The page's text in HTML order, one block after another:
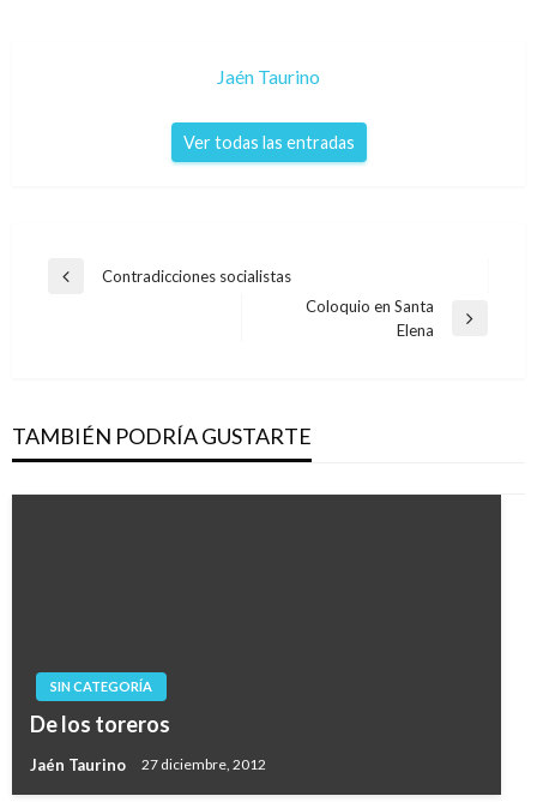
Jaén Taurino
Ver todas las entradas
Navegación
Entrada
Contradicciones socialistas
Coloquio en Santa
Elena
TAMBIÉN PODRÍA GUSTARTE
SIN CATEGORÍA
De los toreros
Jaén Taurino 27 diciembre, 2012